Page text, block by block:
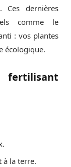
. Ces dernières
comme le
: vos plantes
écologique.
fertilisant
à la terre.